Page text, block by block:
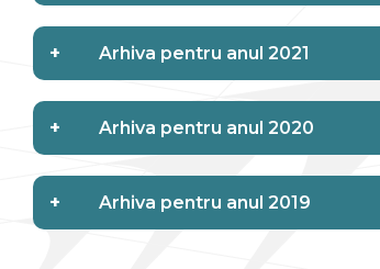
+ Arhiva pentru anul 2021
+ Arhiva pentru anul 2020
+ Arhiva pentru anul 2019